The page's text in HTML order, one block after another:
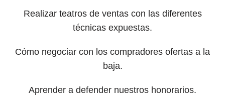
Realizar teatros de ventas con las diferentes
técnicas expuestas.
Cómo negociar con los compradores ofertas a la
baja.
Aprender a defender nuestros honorarios.